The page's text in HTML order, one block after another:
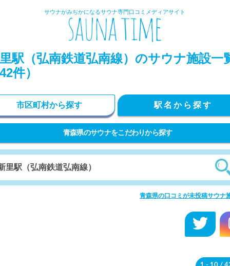
サウナがみぢかになるサウナ専門口コミメディアサイト
駅（弘南鉄道弘南線）のサウナ施設一
件）
市区町村から探す 駅名から探す
青森県のサウナをこだわりから探す
青森県の口コミが未投稿サウナ